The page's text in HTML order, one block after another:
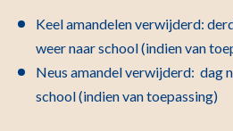
Keel amandelen verwijderd:
weer naar school (indien van
Neus amandel verwijderd: dag
school (indien van toepassing)